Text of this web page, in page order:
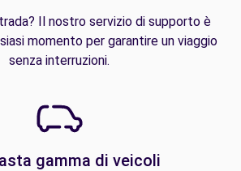
Il nostro servizio di supporto è
momento per garantire un viaggio
senza interruzioni.
gamma di veicoli